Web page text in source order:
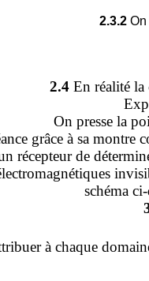
2.3.2On
2.4En réalité la
On presse la
grâce à sa
récepteur de
schéma
à chaque